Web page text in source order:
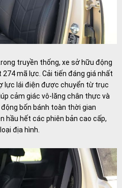
truyền thống, xe sở hữu động
mã lực. Cải tiến đáng giá nhất
lực lái điện được chuyển từ trục
cảm giác vô-lăng chân thực và
bốn bánh toàn thời gian
hầu hết các phiên bản cao cấp,
địa hình.